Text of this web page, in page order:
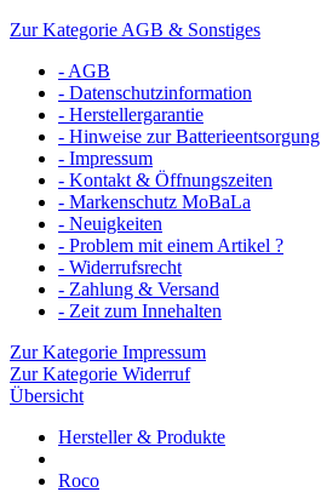
Zur Kategorie AGB & Sonstiges
- AGB
- Datenschutzinformation
- Herstellergarantie
- Hinweise zur Batterieentsorgung
- Impressum
- Kontakt & Öffnungszeiten
- Markenschutz MoBaLa
- Neuigkeiten
- Problem mit einem Artikel ?
- Widerrufsrecht
- Zahlung & Versand
- Zeit zum Innehalten
Zur Kategorie Impressum
Zur Kategorie Widerruf
Übersicht
Hersteller & Produkte
Roco